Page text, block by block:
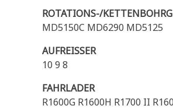
ROTATIONS-/
MD5150C MD6290 MD5125
AUFREISSER
10 9 8
FAHRLADER
R1600G R1600H R1700 II